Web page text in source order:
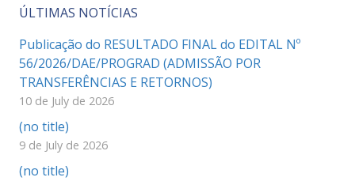
ÚLTIMAS NOTÍCIAS
Publicação do RESULTADO FINAL do EDITAL Nº
56/2026/DAE/PROGRAD (ADMISSÃO POR
TRANSFERÊNCIAS E RETORNOS)
10 de July de 2026
(no title)
9 de July de 2026
(no title)